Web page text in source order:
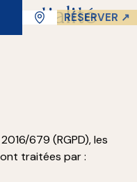
RÉSERVER ↗
679 (RGPD), les
traitées par :